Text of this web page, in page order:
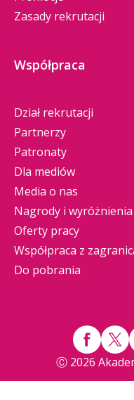
Zasady rekrutacji
Współpraca
Dział rekrutacji
Partnerzy
Patronaty
Dla mediów
Media o nas
Nagrody i wyróżnienia
Oferty pracy
Współpraca z
Do pobrania
Ⓒ 2026